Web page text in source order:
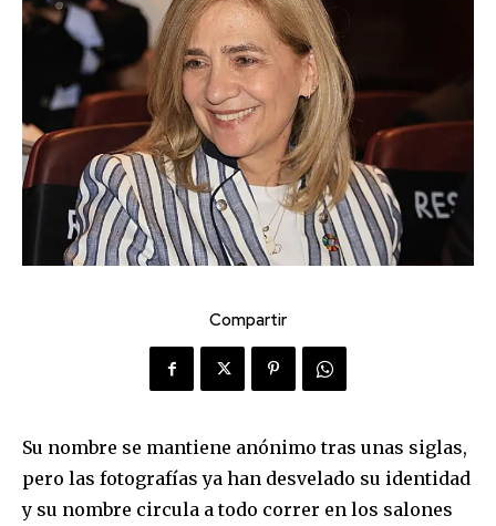
Compartir
Su nombre se mantiene anónimo tras unas siglas,
pero las fotografías ya han desvelado su identidad
y su nombre circula a todo correr en los salones